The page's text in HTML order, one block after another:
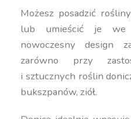
Możesz posadzić
lub umieścić je we
nowoczesny design
zarówno przy
i sztucznych roślin
bukszpanów, ziół.